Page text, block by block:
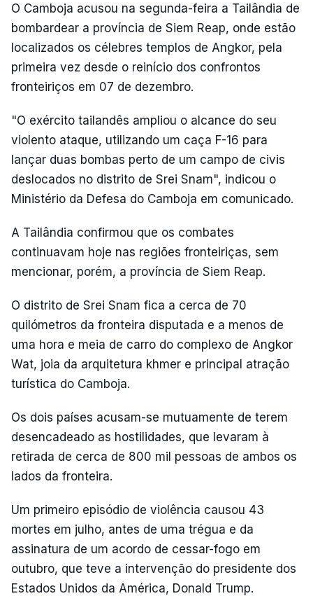
O Camboja acusou na segunda-feira a Tailândia de
bombardear a província de Siem Reap, onde estão
localizados os célebres templos de Angkor, pela
primeira vez desde o reinício dos confrontos
fronteiriços em 07 de dezembro.
"O exército tailandês ampliou o alcance do seu
violento ataque, utilizando um caça F-16 para
lançar duas bombas perto de um campo de civis
deslocados no distrito de Srei Snam", indicou o
Ministério da Defesa do Camboja em comunicado.
A Tailândia confirmou que os combates
continuavam hoje nas regiões fronteiriças, sem
mencionar, porém, a província de Siem Reap.
O distrito de Srei Snam fica a cerca de 70
quilómetros da fronteira disputada e a menos de
uma hora e meia de carro do complexo de Angkor
Wat, joia da arquitetura khmer e principal atração
turística do Camboja.
Os dois países acusam-se mutuamente de terem
desencadeado as hostilidades, que levaram à
retirada de cerca de 800 mil pessoas de ambos os
lados da fronteira.
Um primeiro episódio de violência causou 43
mortes em julho, antes de uma trégua e da
assinatura de um acordo de cessar-fogo em
outubro, que teve a intervenção do presidente dos
Estados Unidos da América, Donald Trump.